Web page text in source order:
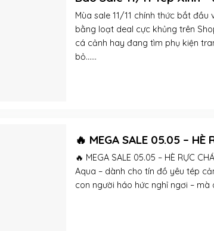
Mùa sale 11/11 chính thức bắt đầu
bằng loạt deal cực khủng trên
cá cảnh hay đang tìm phụ kiện
bỏ......
🔥 MEGA SALE 05.05 – HÈ
🔥 MEGA SALE 05.05 – HÈ RỰC
Aqua – dành cho tín đồ yêu tép
con người háo hức nghỉ ngơi – mà